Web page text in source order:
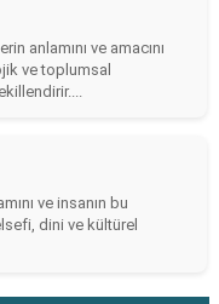
anlamını ve amacını
ve toplumsal
ve insanın bu
dini ve kültürel